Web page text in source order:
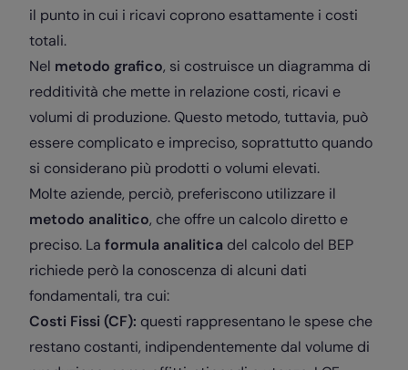
il punto in cui i ricavi coprono esattamente i costi
totali.
Nel metodo grafico, si costruisce un diagramma di
redditività che mette in relazione costi, ricavi e
volumi di produzione. Questo metodo, tuttavia, può
essere complicato e impreciso, soprattutto quando
si considerano più prodotti o volumi elevati.
Molte aziende, perciò, preferiscono utilizzare il
metodo analitico, che offre un calcolo diretto e
preciso. La formula analitica del calcolo del BEP
richiede però la conoscenza di alcuni dati
fondamentali, tra cui:
Costi Fissi (CF): questi rappresentano le spese che
restano costanti, indipendentemente dal volume di